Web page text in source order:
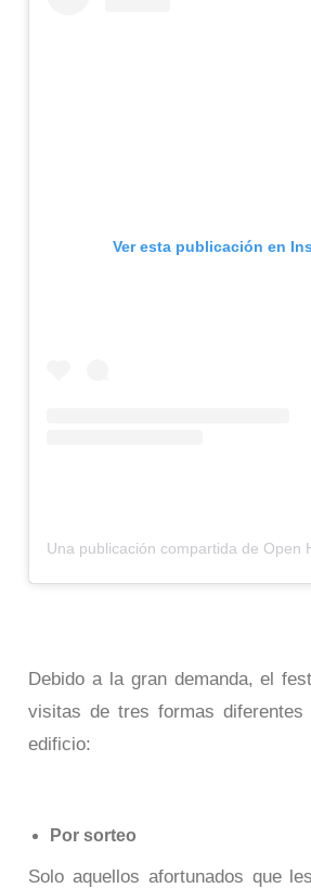
Ver esta publicación en
Debido a la gran demanda, el
visitas de tres formas
edificio:
Por sorteo
Solo aquellos afortunados que